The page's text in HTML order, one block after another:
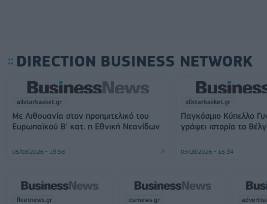
DIRECTION BUSINESS NETWORK
allstarbasket.gr
Με Λιθουανία στον προημιτελικό του
Ευρωπαϊκού Β' κατ. η Εθνική Νεανίδων
05/08/2026 - 19:58
allstarbasket.gr
Παγκόσμιο Κύπελλο
γράψει ιστορία το
05/08/2026 - 18:34
fleetnews.gr csrnews.gr